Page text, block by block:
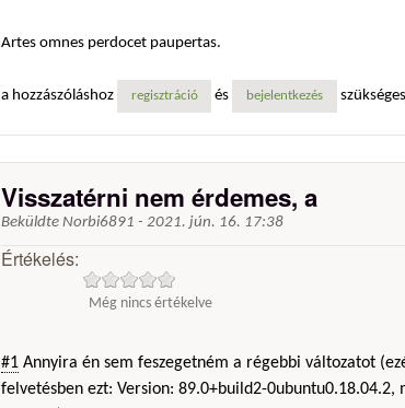
Artes omnes perdocet paupertas.
a hozzászóláshoz regisztráció és bejelentkezés szükséges
Visszatérni nem érdemes, a
Beküldte Norbi6891 - 2021. jún. 16. 17:38
Értékelés:
Még nincs értékelve
#1 Annyira én sem feszegetném a régebbi változatot
felvetésben ezt: Version: 89.0+build2-